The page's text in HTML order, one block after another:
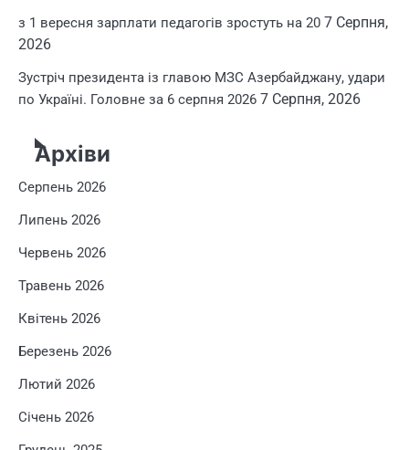
з 1 вересня зарплати педагогів зростуть на 20 7 Серпня,
2026
Зустріч президента із главою МЗС Азербайджану, удари
по Україні. Головне за 6 серпня 2026 7 Серпня, 2026
Архіви
Серпень 2026
Липень 2026
Червень 2026
Травень 2026
Квітень 2026
Березень 2026
Лютий 2026
Січень 2026